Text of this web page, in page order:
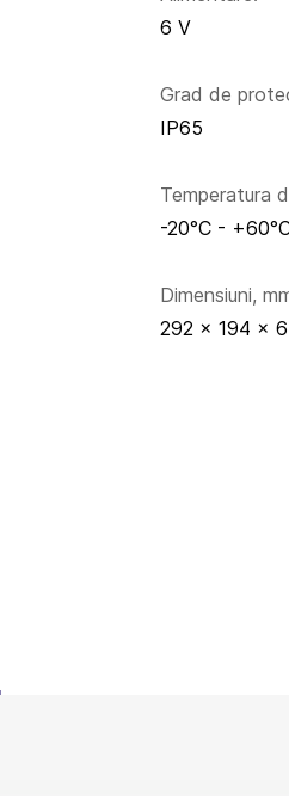
6 V
Grad de
IP65
Temperatura
-20°C -
Dimensiuni,
292 x 194 x 6